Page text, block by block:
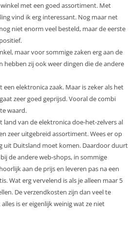
met een goed assortiment. Met
vind ik erg interessant. Nog maar net
niet enorm veel besteld, maar de eerste
maar voor sommige zaken erg aan de
hebben zij ook weer dingen die de andere
een elektronica zaak. Maar is zeker als het
zeer goed geprijsd. Vooral de combi
waard.
land van de elektronica doe-het-zelvers al
zeer uitgebreid assortiment. Wees er op
uit Duitsland moet komen. Daardoor duurt
de andere web-shops, in sommige
aan de prijs en leveren pas na een
Wat erg vervelend is als je alleen maar 5
De verzendkosten zijn dan veel te
is er eigenlijk weinig wat ze niet